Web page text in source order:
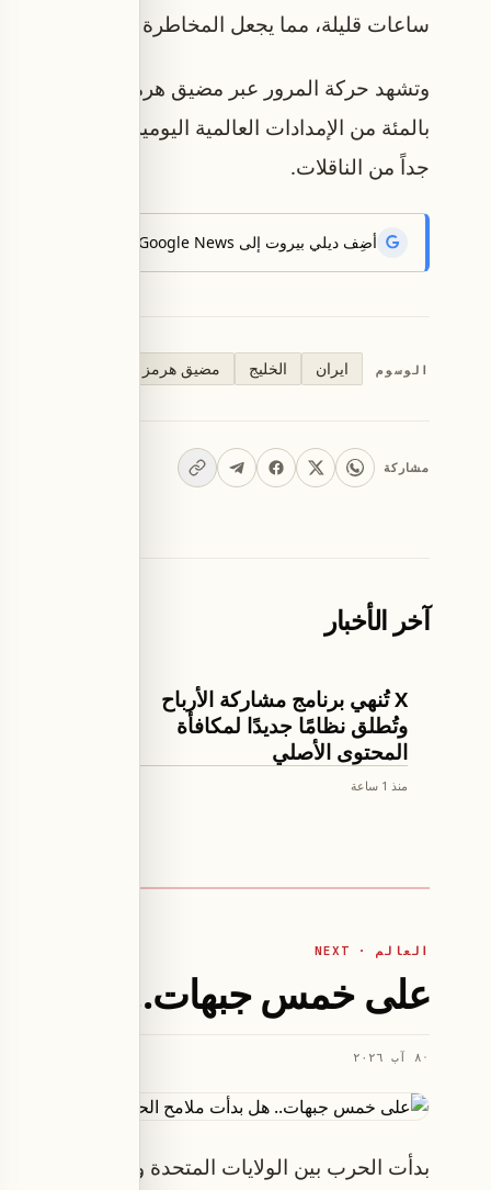
ساعات قليلة، مما يجعل المخاطرة غير ممكنة قبل
بالمئة من الإمدادات العالمية اليومية من النفط
جداً من الناقلات.
أضِف ديلي بيروت إلى Google News لتتلقّى أحدث الأخبار أوّلاً.
الوسوم ايران الخليج مضيق هرمز
مشاركة
آخر الأخبار
تكنولوجيا وعلوم
X تُنهي برنامج مشاركة الأرباح
وتُطلق نظامًا جديدًا لمكافأة
المحتوى الأصلي
منذ 1 ساعة
العالم · NEXT
على خمس جبهات.. هل بدأت
· ٨ آب ٢٠٢٦
بدأت الحرب بين الولايات المتحدة وإيران بوصفها